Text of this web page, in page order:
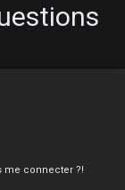
me connecter ?!